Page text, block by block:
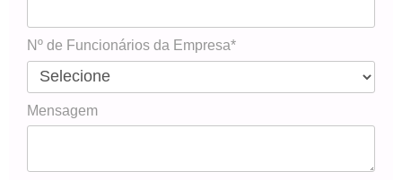
Nº de Funcionários da Empresa*
Mensagem